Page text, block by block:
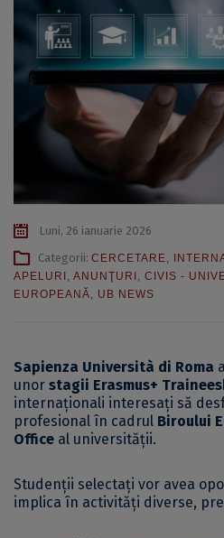
Luni, 26 ianuarie 2026
Categorii: CERCETARE,
APELURI , ANUNŢURI , CIVIS -
EUROPEANĂ, UB NEWS
Sapienza Università di Roma
unor stagii Erasmus+
internaționali interesați să
profesional în cadrul Biroului
Office al universității.
Studenții selectați vor avea
implica în activități diverse,